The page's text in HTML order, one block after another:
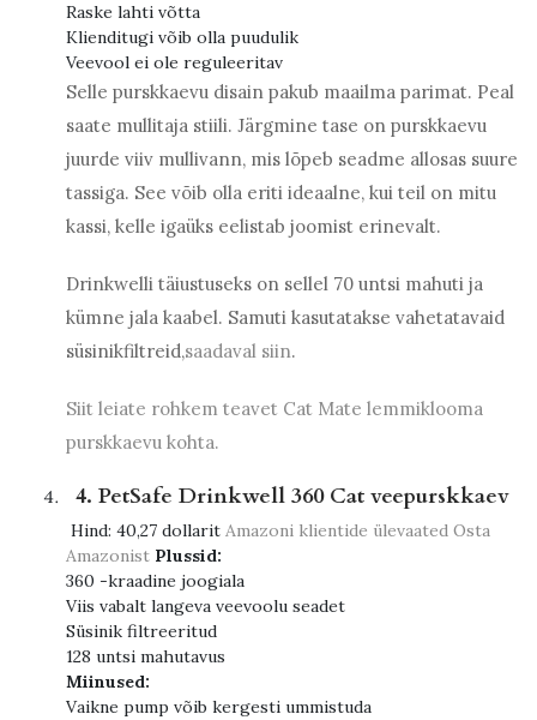
Raske lahti võtta
Klienditugi võib olla puudulik
Veevool ei ole reguleeritav
Selle purskkaevu disain pakub maailma parimat. Peal
saate mullitaja stiili. Järgmine tase on purskkaevu
juurde viiv mullivann, mis lõpeb seadme allosas suure
tassiga. See võib olla eriti ideaalne, kui teil on mitu
kassi, kelle igaüks eelistab joomist erinevalt.
Drinkwelli täiustuseks on sellel 70 untsi mahuti ja
kümne jala kaabel. Samuti kasutatakse vahetatavaid
süsinikfiltreid,saadaval siin.
Siit leiate rohkem teavet Cat Mate lemmiklooma
purskkaevu kohta.
4. PetSafe Drinkwell 360 Cat veepurskkaev
Hind: 40,27 dollarit Amazoni klientide ülevaated Osta
Amazonist Plussid:
360 -kraadine joogiala
Viis vabalt langeva veevoolu seadet
Süsinik filtreeritud
128 untsi mahutavus
Miinused:
Vaikne pump võib kergesti ummistuda